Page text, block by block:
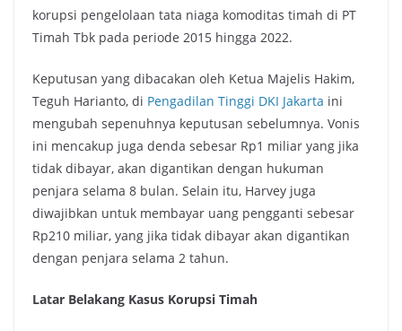
korupsi pengelolaan tata niaga komoditas timah di PT
Timah Tbk pada periode 2015 hingga 2022.
Keputusan yang dibacakan oleh Ketua Majelis Hakim,
Teguh Harianto, di Pengadilan Tinggi DKI Jakarta ini
mengubah sepenuhnya keputusan sebelumnya. Vonis
ini mencakup juga denda sebesar Rp1 miliar yang jika
tidak dibayar, akan digantikan dengan hukuman
penjara selama 8 bulan. Selain itu, Harvey juga
diwajibkan untuk membayar uang pengganti sebesar
Rp210 miliar, yang jika tidak dibayar akan digantikan
dengan penjara selama 2 tahun.
Latar Belakang Kasus Korupsi Timah